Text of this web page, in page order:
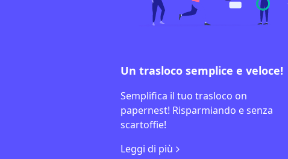
Un trasloco semplice e veloce!
Semplifica il tuo trasloco on
papernest! Risparmiando e senza
scartoffie!
Leggi di più